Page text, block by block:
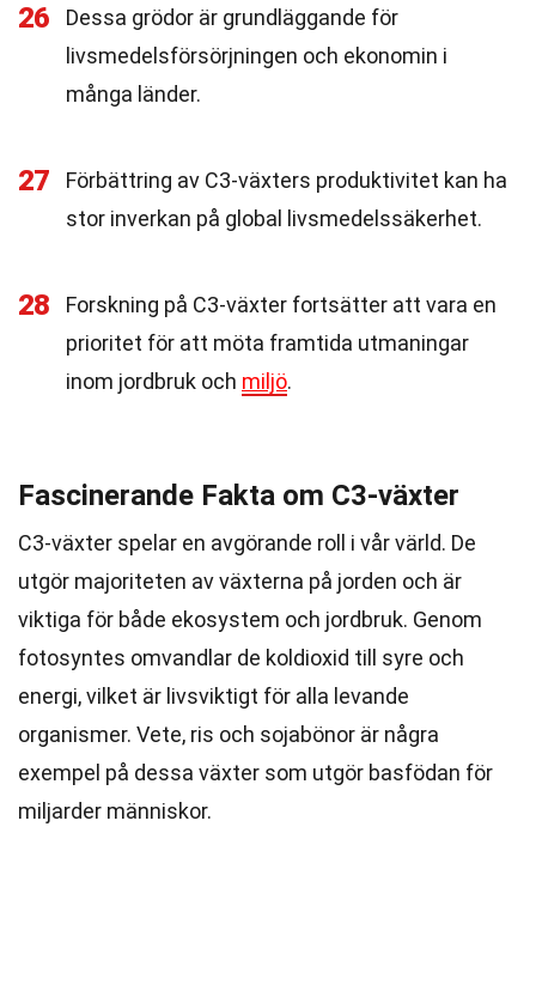
26
Dessa grödor är grundläggande för
livsmedelsförsörjningen och ekonomin i
många länder.
27
Förbättring av C3-växters produktivitet kan ha
stor inverkan på global livsmedelssäkerhet.
28
Forskning på C3-växter fortsätter att vara en
prioritet för att möta framtida utmaningar
inom jordbruk och miljö.
Fascinerande Fakta om C3-växter
C3-växter spelar en avgörande roll i vår värld. De
utgör majoriteten av växterna på jorden och är
viktiga för både ekosystem och jordbruk. Genom
fotosyntes omvandlar de koldioxid till syre och
energi, vilket är livsviktigt för alla levande
organismer. Vete, ris och sojabönor är några
exempel på dessa växter som utgör basfödan för
miljarder människor.